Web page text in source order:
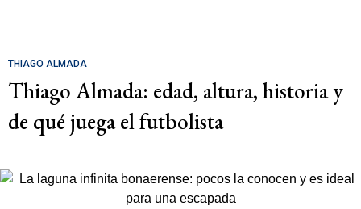
THIAGO ALMADA
Thiago Almada: edad, altura, historia y
de qué juega el futbolista